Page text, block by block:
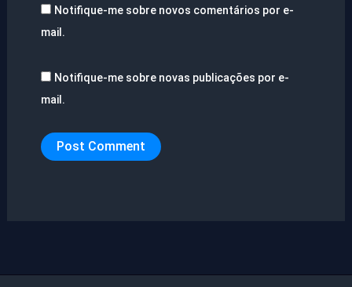
Notifique-me sobre novos comentários por e-
mail.
Notifique-me sobre novas publicações por e-
mail.